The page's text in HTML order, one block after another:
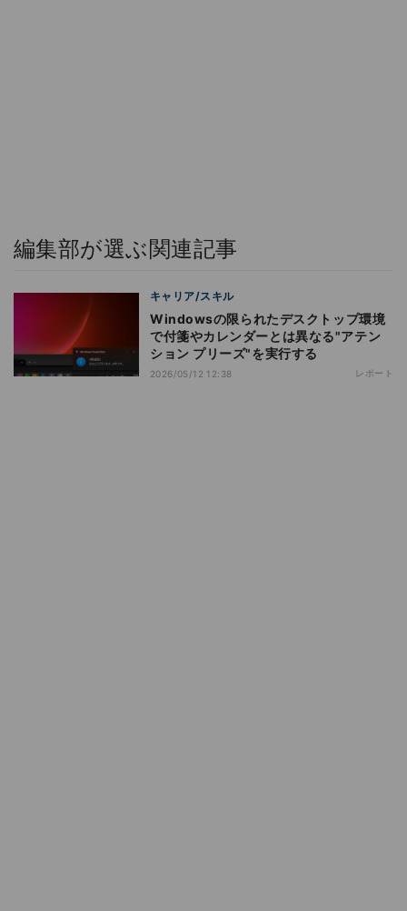
編集部が選ぶ関連記事
キャリア/スキル
Windowsの限られたデスクトップ環境
で付箋やカレンダーとは異なる"アテン
ション プリーズ"を実行する
2026/05/12 12:38 レポート